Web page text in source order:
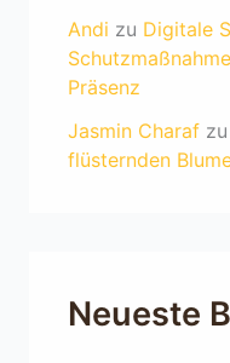
Andi zu Digitale
Präsenz
Jasmin Charaf zu
flüsternden
Neueste